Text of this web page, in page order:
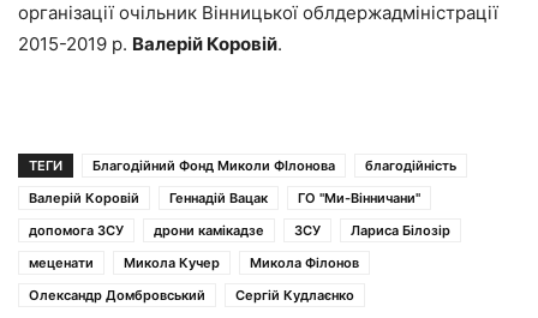
організації очільник Вінницької облдержадміністрації
2015-2019 р. Валерій Коровій.
ТЕГИ Благодійний Фонд Миколи ФІлонова
благодійність
Валерій Коровій
Геннадій Вацак
ГО "Ми-Вінничани"
допомога ЗСУ
дрони камікадзе ЗСУ
Лариса Білозір
меценати
Микола Кучер
Микола Філонов
Олександр Домбровський
Сергій Кудлаєнко